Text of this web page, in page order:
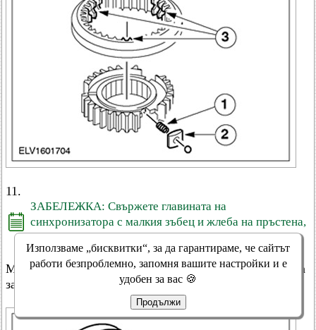
11.
ЗАБЕЛЕЖКА: Свържете главината на
синхронизатора с малкия зъбец и жлеба на пръстена,
обърнати навън (към задна предавка).
Монтажна позиция на 5-та предавка/синхронизатор за
задна предавка
Използваме „бисквитки“, за да гарантираме, че сайтът
работи безпроблемно, запомня вашите настройки и е
удобен за вас 🍪
Продължи